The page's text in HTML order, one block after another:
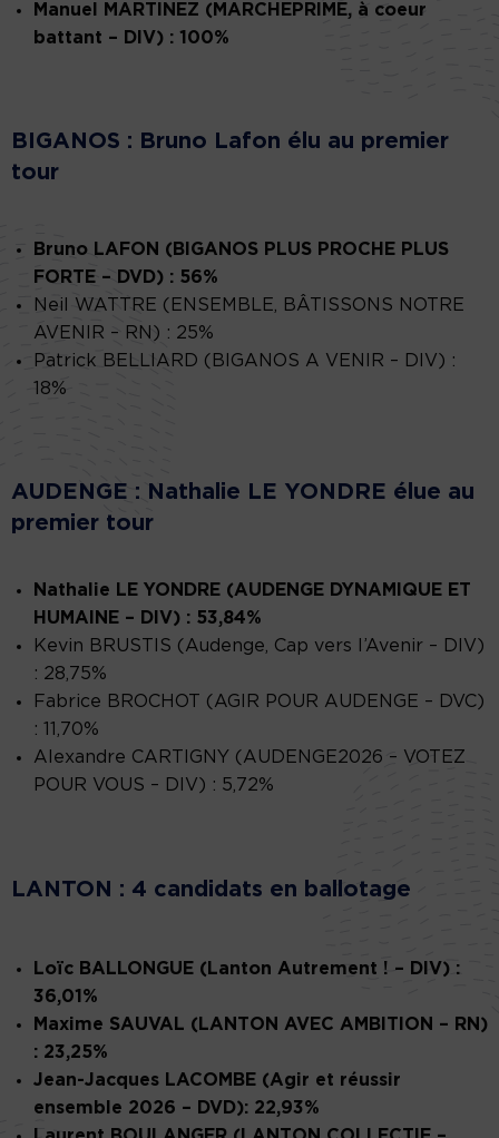
Manuel MARTINEZ (MARCHEPRIME, à coeur
battant – DIV) : 100%
BIGANOS : Bruno Lafon élu au premier
tour
Bruno LAFON (BIGANOS PLUS PROCHE PLUS
FORTE – DVD) : 56%
Neil WATTRE (ENSEMBLE, BÂTISSONS NOTRE
AVENIR – RN) : 25%
Patrick BELLIARD (BIGANOS A VENIR – DIV) :
18%
AUDENGE : Nathalie LE YONDRE élue au
premier tour
Nathalie LE YONDRE (AUDENGE DYNAMIQUE ET
HUMAINE – DIV) : 53,84%
Kevin BRUSTIS (Audenge, Cap vers l’Avenir – DIV)
: 28,75%
Fabrice BROCHOT (AGIR POUR AUDENGE – DVC)
: 11,70%
Alexandre CARTIGNY (AUDENGE2026 – VOTEZ
POUR VOUS – DIV) : 5,72%
LANTON : 4 candidats en ballotage
Loïc BALLONGUE (Lanton Autrement ! – DIV) :
36,01%
Maxime SAUVAL (LANTON AVEC AMBITION – RN)
: 23,25%
Jean-Jacques LACOMBE (Agir et réussir
ensemble 2026 – DVD): 22,93%